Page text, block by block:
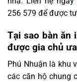
256 579 để được
Tại sao bàn ăn
được gia chủ
Phú Nhuận là khu
các căn hộ chung